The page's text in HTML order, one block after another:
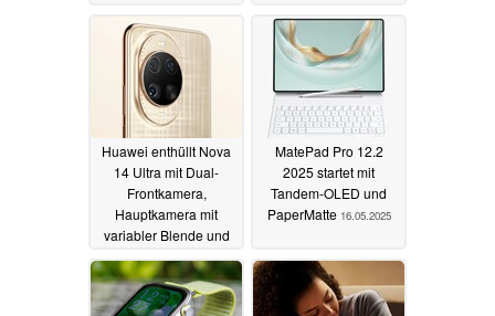
Huawei enthüllt Nova
14 Ultra mit Dual-
Frontkamera,
Hauptkamera mit
variabler Blende und
Display19.05.2025
MatePad Pro 12.2
2025 startet mit
Tandem-OLED und
PaperMatte 16.05.2025